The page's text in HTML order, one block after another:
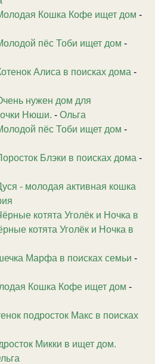
Кошка Кофе ищет дом -
пёс Тоби ищет дом -
Алиса в поисках дома -
нужен дом для
Нюши. - Ольга
пёс Тоби ищет дом -
Блэки в поисках дома -
- молодая активная кошка
котята Уголёк и Ночка в
котята Уголёк и Ночка в
Марфа в поисках семьи -
Кошка Кофе ищет дом -
подросток Макс в поисках
Микки в ищет дом.